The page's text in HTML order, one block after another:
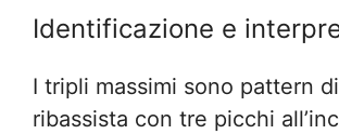
Identificazione e
I tripli massimi sono pattern
ribassista con tre picchi